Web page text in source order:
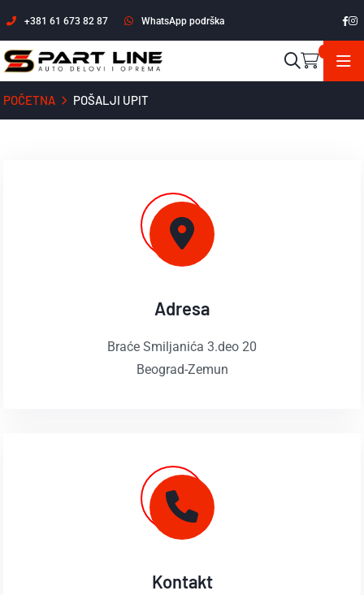
+381 61 673 82 87 WhatsApp podrška
POČETNA POŠALJI UPIT
Adresa
Braće Smiljanića 3.deo 20
Beograd-Zemun
Kontakt